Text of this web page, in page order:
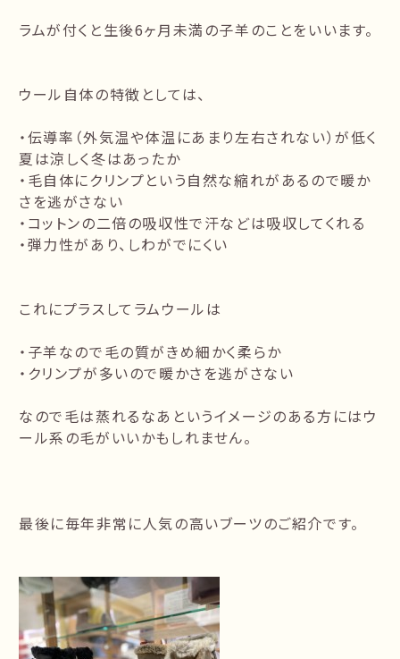
ラムが付くと生後6ヶ月未満の子羊のことをいいます。
ウール自体の特徴としては、
・伝導率（外気温や体温にあまり左右されない）が低く
夏は涼しく冬はあったか
・毛自体にクリンプという自然な縮れがあるので暖か
さを逃がさない
・コットンの二倍の吸収性で汗などは吸収してくれる
・弾力性があり、しわがでにくい
これにプラスしてラムウールは
・子羊なので毛の質がきめ細かく柔らか
・クリンプが多いので暖かさを逃がさない
なので毛は蒸れるなあというイメージのある方にはウ
ール系の毛がいいかもしれません。
最後に毎年非常に人気の高いブーツのご紹介です。